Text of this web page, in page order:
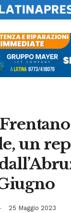
un
25 Maggio 2023